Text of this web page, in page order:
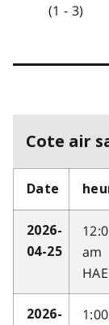
(1 - 3)
Cote air
Date
2026-
04-25
am
HAE
2026-
1:00